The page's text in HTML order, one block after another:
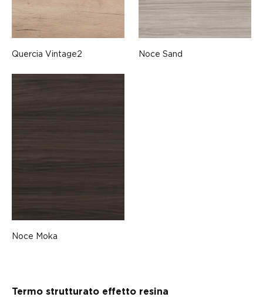
Quercia Vintage2 Noce Sand
Noce Moka
Termo strutturato effetto resina